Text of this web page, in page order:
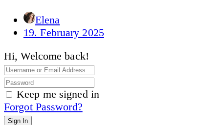
Elena
19. February 2025
Hi, Welcome back!
Keep me signed in
Forgot Password?
Sign In